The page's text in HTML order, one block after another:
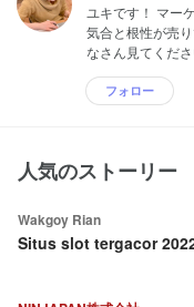
ユキです！ マー
気合と根性が売
なさん見てくだ
フォロー
人気のストーリー
Wakgoy Rian
Situs slot tergacor